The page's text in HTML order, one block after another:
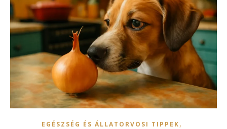
EGÉSZSÉG ÉS ÁLLATORVOSI TIPPEK,